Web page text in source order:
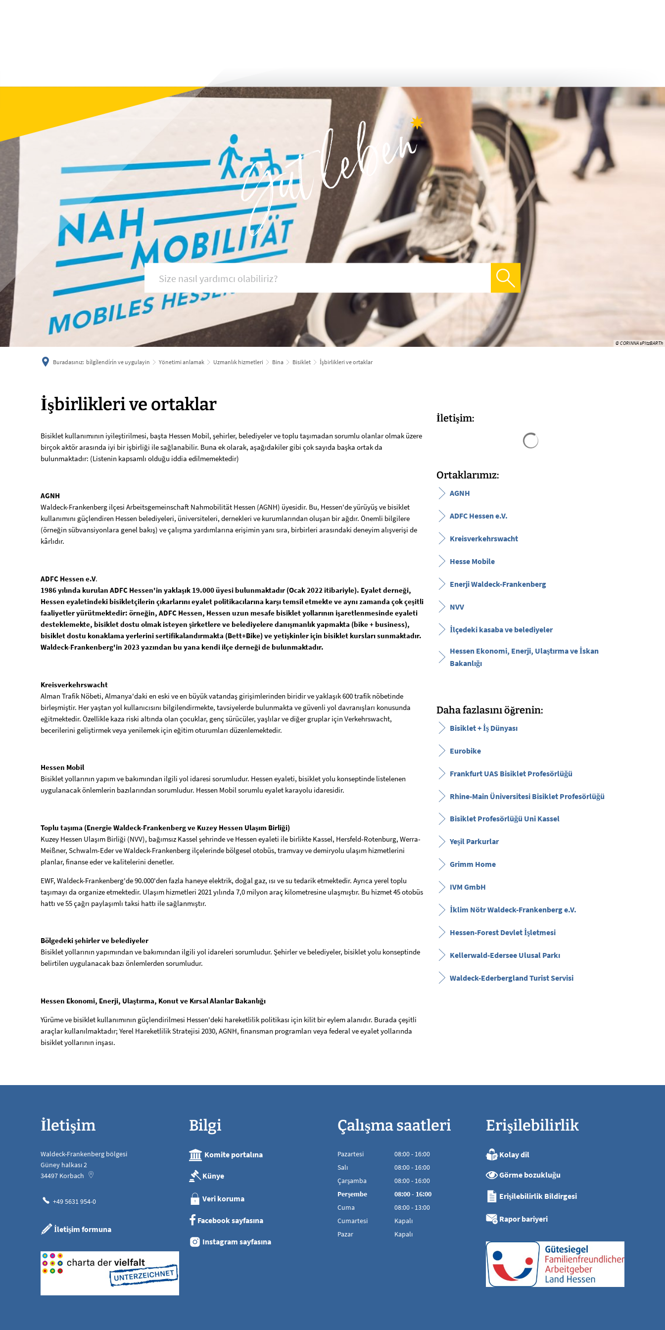
bi̇lgi̇lendi̇ri̇n ve uygulayin büyümek & geli̇şmek yaşa ve eğlen
© CORINNA sPItzBARTh
Buradasınız: bi̇lgi̇lendi̇ri̇n ve uygulayin Yönetimi anlamak Uzmanlık hizmetleri Bina Bisiklet İşbirlikleri ve ortaklar
İşbirlikleri
ortaklar
İşbirlikleri ve ortaklar
Bisiklet kullanımının iyileştirilmesi, başta Hessen Mobil, şehirler, belediyeler ve toplu taşımadan sorumlu olanlar olmak üzere
birçok aktör arasında iyi bir işbirliği ile sağlanabilir. Buna ek olarak, aşağıdakiler gibi çok sayıda başka ortak da
bulunmaktadır: (Listenin kapsamlı olduğu iddia edilmemektedir)
AGNH
Waldeck-Frankenberg ilçesi Arbeitsgemeinschaft Nahmobilität Hessen (AGNH) üyesidir. Bu, Hessen'de yürüyüş ve bisiklet
kullanımını güçlendiren Hessen belediyeleri, üniversiteleri, dernekleri ve kurumlarından oluşan bir ağdır. Önemli bilgilere
(örneğin sübvansiyonlara genel bakış) ve çalışma yardımlarına erişimin yanı sıra, birbirleri arasındaki deneyim alışverişi de
kârlıdır.
ADFC Hessen e.V.
1986 yılında kurulan ADFC Hessen'in yaklaşık 19.000 üyesi bulunmaktadır (Ocak 2022 itibariyle). Eyalet derneği,
Hessen eyaletindeki bisikletçilerin çıkarlarını eyalet politikacılarına karşı temsil etmekte ve aynı zamanda çok çeşitli
faaliyetler yürütmektedir: örneğin, ADFC Hessen, Hessen uzun mesafe bisiklet yollarının işaretlenmesinde eyaleti
desteklemekte, bisiklet dostu olmak isteyen şirketlere ve belediyelere danışmanlık yapmakta (bike + business),
bisiklet dostu konaklama yerlerini sertifikalandırmakta (Bett+Bike) ve yetişkinler için bisiklet kursları sunmaktadır.
Waldeck-Frankenberg'in 2023 yazından bu yana kendi ilçe derneği de bulunmaktadır.
Kreisverkehrswacht
Alman Trafik Nöbeti, Almanya'daki en eski ve en büyük vatandaş girişimlerinden biridir ve yaklaşık 600 trafik nöbetinde
birleşmiştir. Her yaştan yol kullanıcısını bilgilendirmekte, tavsiyelerde bulunmakta ve güvenli yol davranışları konusunda
eğitmektedir. Özellikle kaza riski altında olan çocuklar, genç sürücüler, yaşlılar ve diğer gruplar için Verkehrswacht,
becerilerini geliştirmek veya yenilemek için eğitim oturumları düzenlemektedir.
Hessen Mobil
Bisiklet yollarının yapım ve bakımından ilgili yol idaresi sorumludur. Hessen eyaleti, bisiklet yolu konseptinde listelenen
uygulanacak önlemlerin bazılarından sorumludur. Hessen Mobil sorumlu eyalet karayolu idaresidir.
Toplu taşıma (Energie Waldeck-Frankenberg ve Kuzey Hessen Ulaşım Birliği)
Kuzey Hessen Ulaşım Birliği (NVV), bağımsız Kassel şehrinde ve Hessen eyaleti ile birlikte Kassel, Hersfeld-Rotenburg, Werra-
Meißner, Schwalm-Eder ve Waldeck-Frankenberg ilçelerinde bölgesel otobüs, tramvay ve demiryolu ulaşım hizmetlerini
planlar, finanse eder ve kalitelerini denetler.
EWF, Waldeck-Frankenberg'de 90.000'den fazla haneye elektrik, doğal gaz, ısı ve su tedarik etmektedir. Ayrıca yerel toplu
taşımayı da organize etmektedir. Ulaşım hizmetleri 2021 yılında 7,0 milyon araç kilometresine ulaşmıştır. Bu hizmet 45 otobüs
hattı ve 55 çağrı paylaşımlı taksi hattı ile sağlanmıştır.
Bölgedeki şehirler ve belediyeler
Bisiklet yollarının yapımından ve bakımından ilgili yol idareleri sorumludur. Şehirler ve belediyeler, bisiklet yolu konseptinde
belirtilen uygulanacak bazı önlemlerden sorumludur.
Hessen Ekonomi, Enerji, Ulaştırma, Konut ve Kırsal Alanlar Bakanlığı
Yürüme ve bisiklet kullanımının güçlendirilmesi Hessen'deki hareketlilik politikası için kilit bir eylem alanıdır. Burada çeşitli
araçlar kullanılmaktadır; Yerel Hareketlilik Stratejisi 2030, AGNH, finansman programları veya federal ve eyalet yollarında
bisiklet yollarının inşası.
İletişim:
Ortaklarımız:
AGNH
ADFC Hessen e.V.
Kreisverkehrswacht
Hesse Mobile
Enerji Waldeck-Frankenberg
NVV
İlçedeki kasaba ve belediyeler
Hessen Ekonomi, Enerji, Ulaştırma ve İskan
Bakanlığı
Daha fazlasını öğrenin:
Bisiklet + İş Dünyası
Eurobike
Frankfurt UAS Bisiklet Profesörlüğü
Rhine-Main Üniversitesi Bisiklet Profesörlüğü
Bisiklet Profesörlüğü Uni Kassel
Yeşil Parkurlar
Grimm Home
IVM GmbH
İklim Nötr Waldeck-Frankenberg e.V.
Hessen-Forest Devlet İşletmesi
Kellerwald-Edersee Ulusal Parkı
Waldeck-Ederbergland Turist Servisi
İletişim
Waldeck-Frankenberg bölgesi
Güney halkası 2
34497 Korbach
+49 5631 954-0
İletişim formuna
Bilgi
Komite portalına
Künye
Veri koruma
Facebook sayfasına
Instagram sayfasına
Çalışma saatleri
Pazartesi 08:00- 16:00
08:00'den 16:00'ya kadar
Salı 08:00- 16:00
08:00'den 16:00'ya kadar
Çarşamba 08:00- 16:00
08:00'den 16:00'ya kadar
Perşembe 08:00- 16:00
08:00'den 16:00'ya kadar
Cuma 08:00- 13:00
08:00 - 13:00 arası
Cumartesi
Kapalı
Pazar
Kapalı
Erişilebilirlik
Kolay dil
Görme bozukluğu
Erişilebilirlik Bildirgesi
Rapor bariyeri